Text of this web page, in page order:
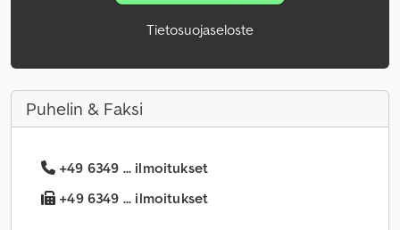
Tietosuojaseloste
Puhelin & Faksi
+49 6349 ... ilmoitukset
+49 6349 ... ilmoitukset